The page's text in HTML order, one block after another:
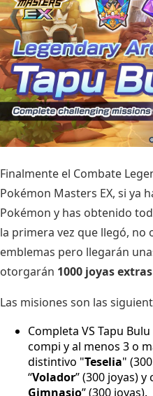
Finalmente el Combate
Pokémon Masters EX, si ya
Pokémon y has obtenido
la primera vez que llegó, no
emblemas pero llegarán
otorgarán 1000 joyas extras
Las misiones son las
Completa VS Tapu
compi y al menos 3 o
distintivo "Teselia"
“Volador” (300 joyas)
Gimnasio” (300 joyas).